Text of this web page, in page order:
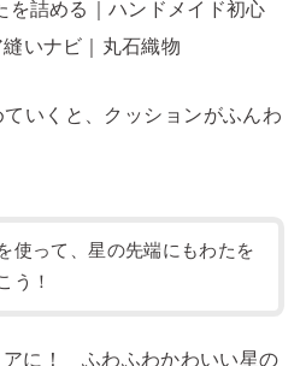
いくと、クッションがふんわ
使って、星の先端にもわたを
う！